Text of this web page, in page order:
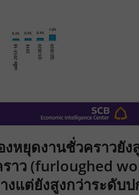
หยุดงานชั่วคราวยัง
าว (furloughed
แต่ยังสูงกว่าระดับ